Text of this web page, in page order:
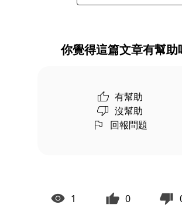
你覺得這篇文章有幫助
有幫助
沒幫助
回報問題
1 0